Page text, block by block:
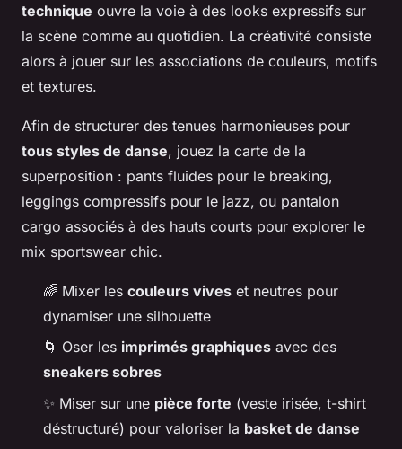
technique ouvre la voie à des looks expressifs sur
la scène comme au quotidien. La créativité consiste
alors à jouer sur les associations de couleurs, motifs
et textures.
Afin de structurer des tenues harmonieuses pour
tous styles de danse, jouez la carte de la
superposition : pants fluides pour le breaking,
leggings compressifs pour le jazz, ou pantalon
cargo associés à des hauts courts pour explorer le
mix sportswear chic.
🌈 Mixer les couleurs vives et neutres pour
dynamiser une silhouette
🌀 Oser les imprimés graphiques avec des
sneakers sobres
✨ Miser sur une pièce forte (veste irisée, t-shirt
déstructuré) pour valoriser la basket de danse